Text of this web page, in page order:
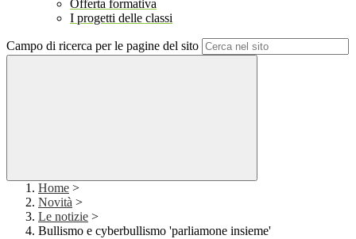
Offerta formativa
I progetti delle classi
Campo di ricerca per le pagine del sito
Home >
Novità >
Le notizie >
Bullismo e cyberbullismo 'parliamone insieme'